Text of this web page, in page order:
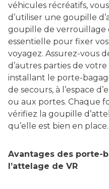
véhicules récréatifs,
d’utiliser une goupille
goupille de verrouillage
essentielle pour fixer
voyagez. Assurez-vous
d’autres parties de
installant le porte-
de secours, à l’espace
ou aux portes. Chaque
vérifiez la goupille
qu’elle est bien en place.
Avantages des porte-
l’attelage de VR